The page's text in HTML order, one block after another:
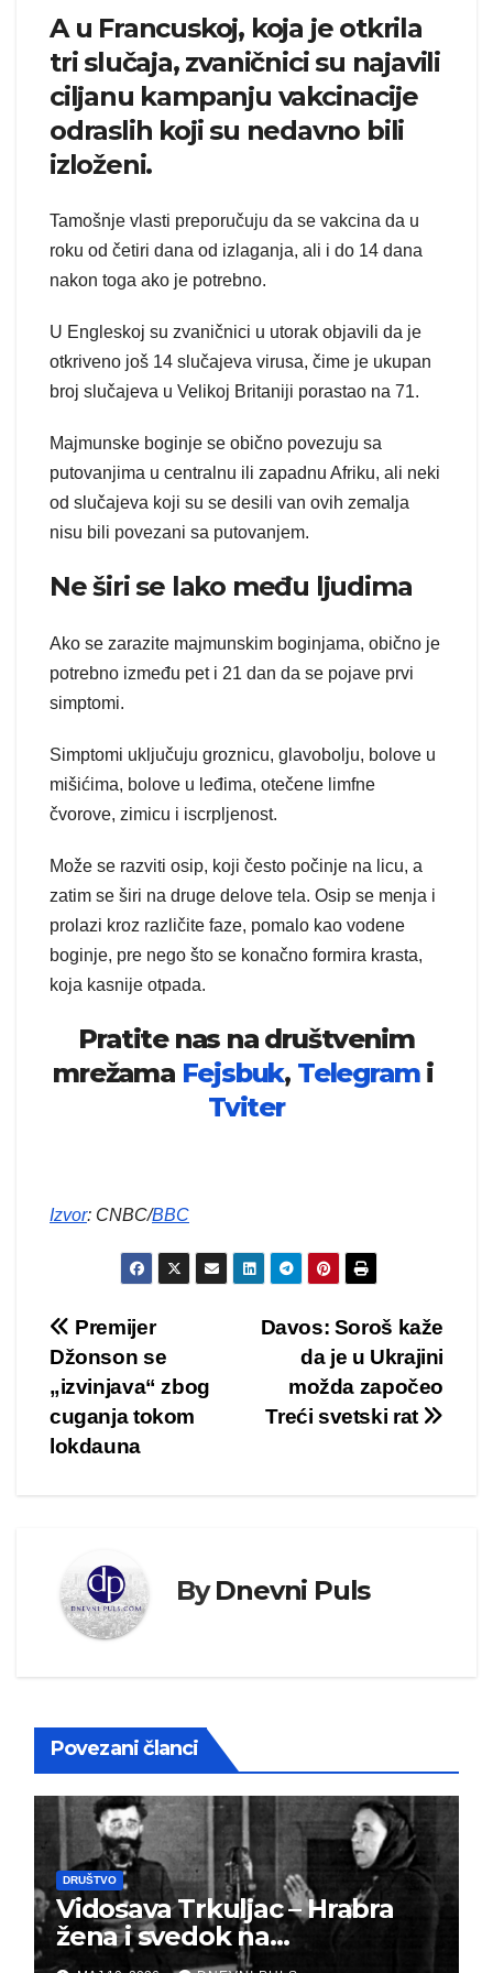
A u Francuskoj, koja je otkrila
tri slučaja, zvaničnici su najavili
ciljanu kampanju vakcinacije
odraslih koji su nedavno bili
izloženi.
Tamošnje vlasti preporučuju da se vakcina da u
roku od četiri dana od izlaganja, ali i do 14 dana
nakon toga ako je potrebno.
U Engleskoj su zvaničnici u utorak objavili da je
otkriveno još 14 slučajeva virusa, čime je ukupan
broj slučajeva u Velikoj Britaniji porastao na 71.
Majmunske boginje se obično povezuju sa
putovanjima u centralnu ili zapadnu Afriku, ali neki
od slučajeva koji su se desili van ovih zemalja
nisu bili povezani sa putovanjem.
Ne širi se lako među ljudima
Ako se zarazite majmunskim boginjama, obično je
potrebno između pet i 21 dan da se pojave prvi
simptomi.
Simptomi uključuju groznicu, glavobolju, bolove u
mišićima, bolove u leđima, otečene limfne
čvorove, zimicu i iscrpljenost.
Može se razviti osip, koji često počinje na licu, a
zatim se širi na druge delove tela. Osip se menja i
prolazi kroz različite faze, pomalo kao vodene
boginje, pre nego što se konačno formira krasta,
koja kasnije otpada.
Pratite nas na društvenim
mrežama Fejsbuk, Telegrami
Tviter
Izvor: CNBC/BBC
Kretanje
članka
Davos: Soroš kaže
da je u Ukrajini
možda započeo
Treći svetski rat
Premijer
Džonson se
„izvinjava“ zbog
cuganja tokom
lokdauna
ByDnevni Puls
Povezani članci
DRUŠTVO
Vidosava Trkuljac – Hrabra
žena i svedok na
montiranom suđenju